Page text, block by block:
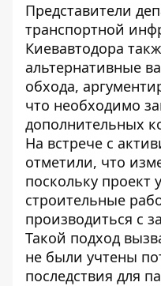
Представители
транспортной
Киевавтодора
альтернативные
обхода,
что необходимо
дополнительных
На встрече с
отметили, что
поскольку проект
строительные
производиться с
Такой подход
не были учтены
последствия для